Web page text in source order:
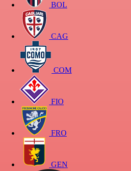
BOL
CAG
COM
FIO
FRO
GEN